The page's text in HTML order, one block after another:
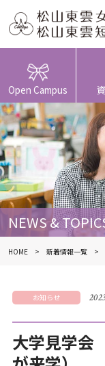
Open Campus
NEWS &
HOME 新着情報一覧
お知らせ
大学見学会